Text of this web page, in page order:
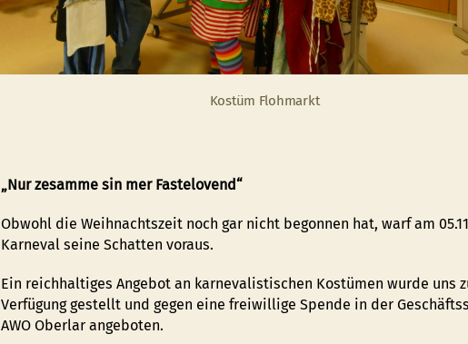
Kostüm Flohmarkt
„Nur zesamme sin mer Fastelovend“
Obwohl die Weihnachtszeit noch gar nicht begonnen hat, warf am
Karneval seine Schatten voraus.
Ein reichhaltiges Angebot an karnevalistischen Kostümen wurde uns
Verfügung gestellt und gegen eine freiwillige Spende in der
AWO Oberlar angeboten.